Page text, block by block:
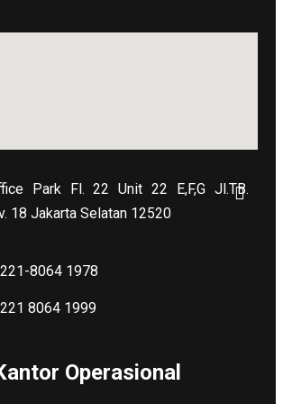
Park Fl. 22 Unit 22 E,F,G Jl.TB.
18 Jakarta Selatan 12520
8064 1978
8064 1999
Operasional